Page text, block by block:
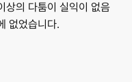
상의 다툼이 실익이 없음
없었습니다.